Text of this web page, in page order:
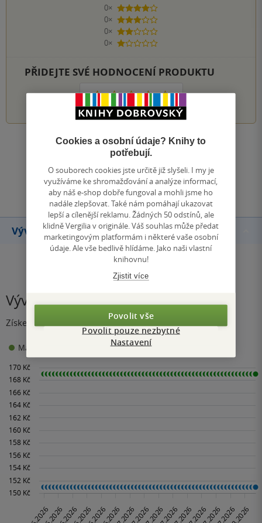
0×
4 hvězdičky
0×
3 hvězdičky
0×
2 hvězdičky
0×
1 hvezdička
PŘIDEJTE SVÉ HODNOCENÍ PRODUKTU
1 2 3 4 5
Zobrazit všechna hodnocení
Přidat hodnocení
Vývoj ceny
Vývoj ceny
Získejte přehled o vývoji ceny za posledních 60 dní.
Maloobchodní cena Minimální prodejní cena:
Cookies a osobní údaje? Knihy to
potřebují.
O souborech cookies jste určitě již slyšeli. I my je
využíváme ke shromažďování a analýze informací,
aby náš e-shop dobře fungoval a mohli jsme ho
nadále zlepšovat. Také nám pomáhají ukazovat
lepší a cílenější reklamu. Žádných 50 odstínů, ale
klidně Vergilia v originále. Váš souhlas může předat
marketingovým platformám i některé vaše osobní
údaje. Ale vše bedlivě hlídáme. Jako naši vlastní
knihovnu!
Zjistit více
Povolit vše
Povolit pouze nezbytné
Nastavení